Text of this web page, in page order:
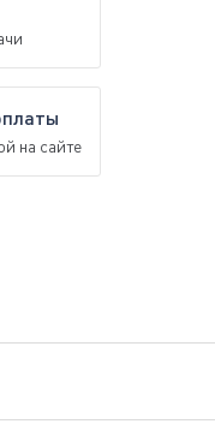
на сайте